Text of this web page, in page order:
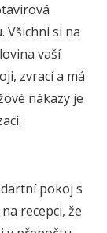
Všichni si na
vaší
zvrací a má
nákazy je
pokoj s
recepci, že